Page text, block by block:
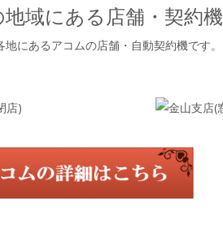
域にある店舗・契約機
にあるアコムの店舗・自動契約機です。